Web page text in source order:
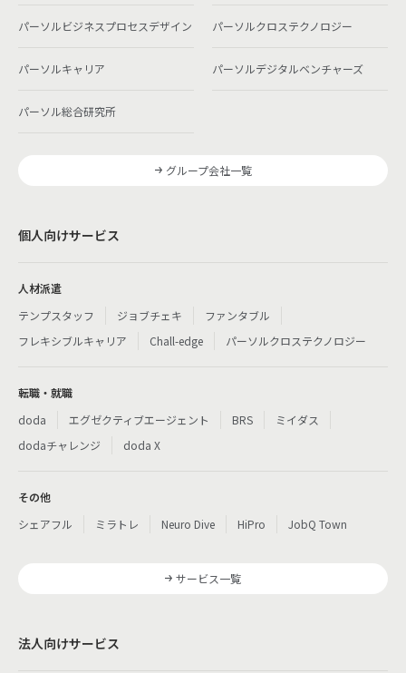
パーソルビジネスプロセスデザイン パーソルクロステクノロジー
パーソルキャリア パーソルデジタルベンチャーズ
パーソル総合研究所
グループ会社一覧
個人向けサービス
人材派遣
テンプスタッフ
ジョブチェキ
ファンタブル
フレキシブルキャリア
Chall-edge パーソルクロステクノロジー
転職・就職
doda
エグゼクティブエージェント BRS
ミイダス
dodaチャレンジ
doda X
その他
シェアフル
ミラトレ Neuro Dive HiPro JobQ Town
サービス一覧
法人向けサービス